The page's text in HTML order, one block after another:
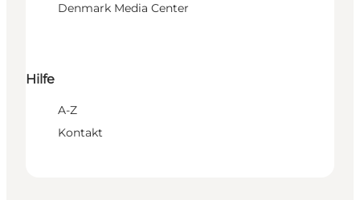
Denmark Media Center
Hilfe
A-Z
Kontakt